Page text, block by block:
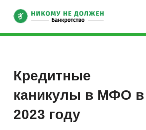
Кредитные
каникулы в МФО в
2023 году